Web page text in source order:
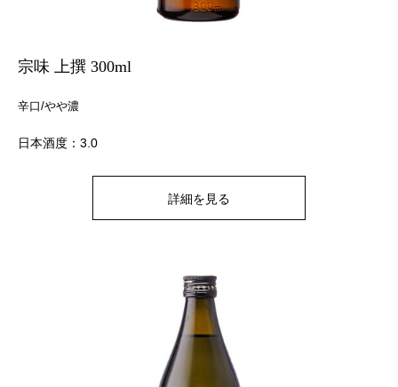
宗味 上撰 300ml
辛口/やや濃
日本酒度：3.0
詳細を見る